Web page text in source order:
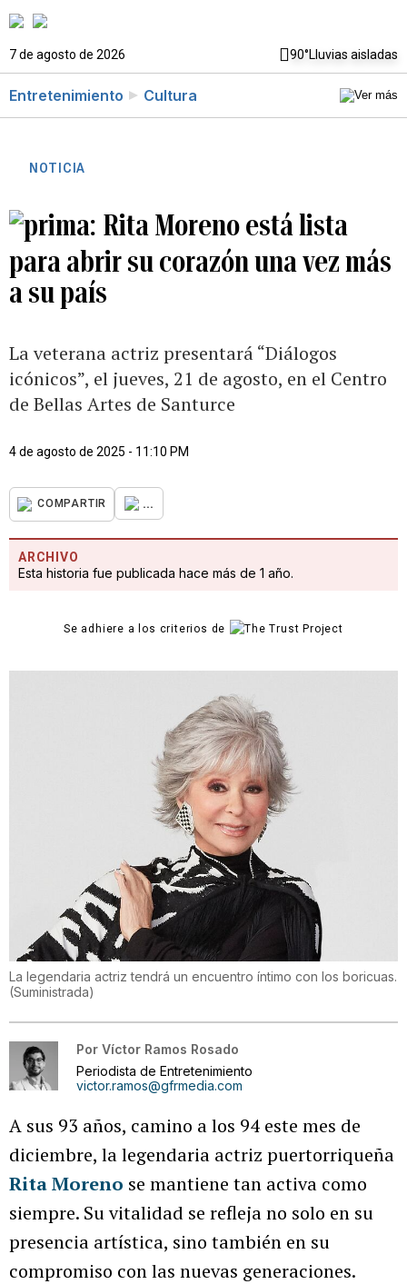
7 de agosto de 2026 90°Lluvias aisladas
Entretenimiento Cultura
NOTICIA
Rita Moreno está lista
para abrir su corazón una vez más
a su país
La veterana actriz presentará “Diálogos
icónicos”, el jueves, 21 de agosto, en el Centro
de Bellas Artes de Santurce
4 de agosto de 2025 - 11:10 PM
COMPARTIR ...
ARCHIVO
Esta historia fue publicada hace más de 1 año.
Se adhiere a los criterios de
La legendaria actriz tendrá un encuentro íntimo con los boricuas.
(Suministrada)
Por Víctor Ramos Rosado
Periodista de Entretenimiento
victor.ramos@gfrmedia.com
A sus 93 años, camino a los 94 este mes de
diciembre, la legendaria actriz puertorriqueña
Rita Moreno se mantiene tan activa como
siempre. Su vitalidad se refleja no solo en su
presencia artística, sino también en su
compromiso con las nuevas generaciones.